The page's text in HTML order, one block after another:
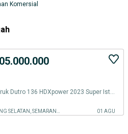
Komersial
Dump Truk Dutro 136 HDXpower 2023 Super Istimewa Orisinilan Siap kerja
01 AGU